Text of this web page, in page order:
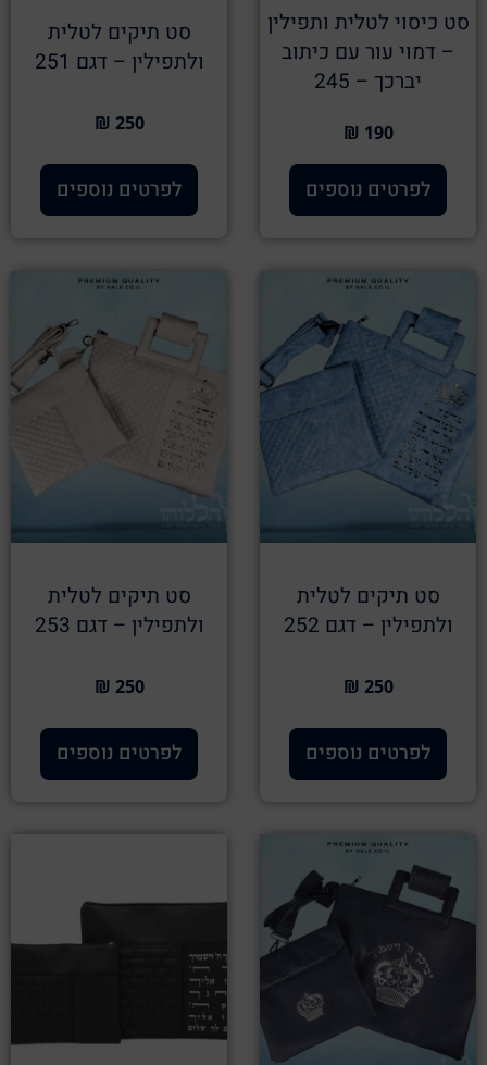
סט כיסוי לטלית ותפילין
– דמוי עור עם כיתוב
יברכך – 245
190 ₪
לפרטים נוספים
סט תיקים לטלית
ולתפילין – דגם 251
250 ₪
לפרטים נוספים
סט תיקים לטלית
ולתפילין – דגם 252
250 ₪
לפרטים נוספים
סט תיקים לטלית
ולתפילין – דגם 253
250 ₪
לפרטים נוספים